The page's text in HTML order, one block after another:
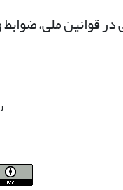
قوانین ملی،